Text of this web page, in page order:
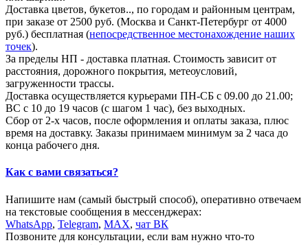
Доставка цветов, букетов.., по городам и районным центрам,
при заказе от 2500 руб. (Москва и Санкт-Петербург от 4000
руб.) бесплатная (непосредственное местонахождение наших
точек).
За пределы НП - доставка платная. Стоимость зависит от
расстояния, дорожного покрытия, метеоусловий,
загруженности трассы.
Доставка осуществляется курьерами ПН-СБ с 09.00 до 21.00;
ВС с 10 до 19 часов (с шагом 1 час), без выходных.
Сбор от 2-х часов, после оформления и оплаты заказа, плюс
время на доставку. Заказы принимаем минимум за 2 часа до
конца рабочего дня.
Как с вами связаться?
Напишите нам (самый быстрый способ), оперативно отвечаем
на текстовые сообщения в мессенджерах:
WhatsApp, Telegram, МАХ, чат ВК
Позвоните для консультации, если вам нужно что-то